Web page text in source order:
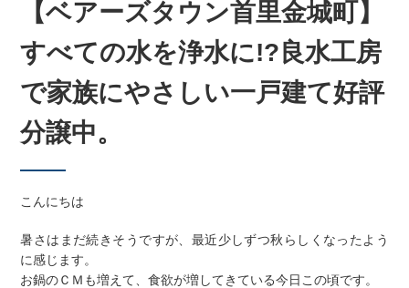
【ベアーズタウン首里金城町】
すべての水を浄水に!?良水工房
で家族にやさしい一戸建て好評
分譲中。
こんにちは
暑さはまだ続きそうですが、最近少しずつ秋らしくなったよう
に感じます。
お鍋のＣＭも増えて、食欲が増してきている今日この頃です。